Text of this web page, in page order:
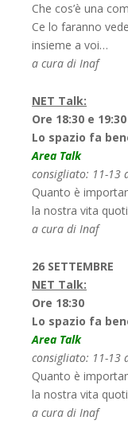
Che cos’è una
Ce lo faranno
insieme a voi…
a cura di Inaf
NET Talk:
Ore 18:30 e 19:30
Lo spazio fa
Area Talk
consigliato: 11-
Quanto è
la nostra vita
a cura di Inaf
26 SETTEMBRE
NET Talk:
Ore 18:30
Lo spazio fa
Area Talk
consigliato: 11-13
Quanto è
la nostra vita
a cura di Inaf